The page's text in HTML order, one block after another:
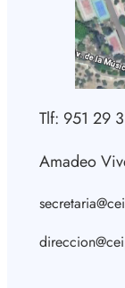
Tlf: 951 29
Amadeo